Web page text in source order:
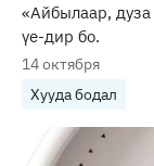
«Айбылаар,
үе-дир бо.
14 октября
Хууда бодал